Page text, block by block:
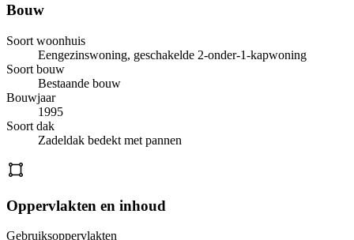
Bouw
Soort woonhuis
Eengezinswoning, geschakelde 2-onder-1-kapwoning
Soort bouw
Bestaande bouw
Bouwjaar
1995
Soort dak
Zadeldak bedekt met pannen
Oppervlakten en inhoud
Gebruiksoppervlakten